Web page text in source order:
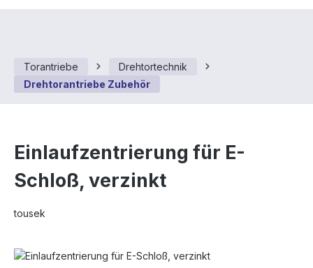
Torantriebe
Drehtortechnik
Drehtorantriebe Zubehör
Einlaufzentrierung für E-
Schloß, verzinkt
tousek
Bildergalerie überspringen